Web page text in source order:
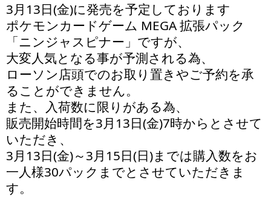
3月13日(金)に発売を予定しております
ポケモンカードゲーム MEGA 拡張パック
「ニンジャスピナー」ですが、
大変人気となる事が予測される為、
ローソン店頭でのお取り置きやご予約を承
ることができません。
また、入荷数に限りがある為、
販売開始時間を3月13日(金)7時からとさせて
いただき、
3月13日(金)～3月15日(日)までは購入数をお
一人様30パックまでとさせていただきま
す。